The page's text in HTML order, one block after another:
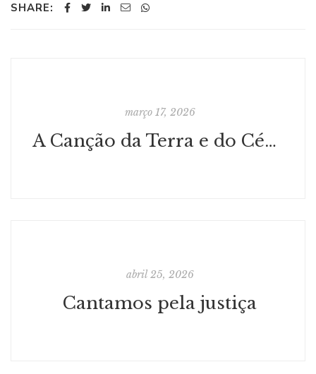
SHARE:
março 17, 2026
A Canção da Terra e do Céu (Salmo 85,11-13)
abril 25, 2026
Cantamos pela justiça